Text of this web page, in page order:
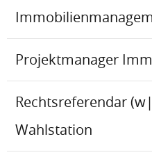
Projektmanager
Rechtsreferendar
Wahlstation